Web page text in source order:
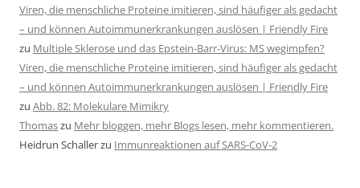
Viren, die menschliche Proteine imitieren, sind häufiger als gedacht
– und können Autoimmunerkrankungen auslösen | Friendly Fire
zu Multiple Sklerose und das Epstein-Barr-Virus: MS wegimpfen?
Viren, die menschliche Proteine imitieren, sind häufiger als gedacht
– und können Autoimmunerkrankungen auslösen | Friendly Fire
zu Abb. 82: Molekulare Mimikry
Thomaszu Mehr bloggen, mehr Blogs lesen, mehr kommentieren.
Heidrun Schallerzu Immunreaktionen auf SARS-CoV-2